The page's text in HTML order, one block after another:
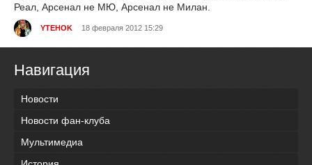
Реал, Арсенал не МЮ, Арсенал не Милан.
YTEHOK 18 февраля 2012 15:29
Навигация
Новости
Новости фан-клуба
Мультимедиа